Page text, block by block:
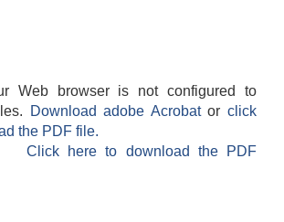
Web browser is not configured to
Download adobe Acrobatorclick
the PDF file.
Click here to download the PDF